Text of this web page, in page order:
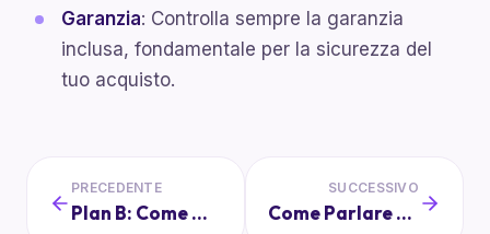
Garanzia: Controlla sempre la garanzia
inclusa, fondamentale per la sicurezza del
tuo acquisto.
PRECEDENTE
Plan B: Come Gestire Giovani Studenti In Gita in Caso di Maltempo
SUCCESSIVO
Come Parlare ai Bambini della Sicurezza dei Propri Dati